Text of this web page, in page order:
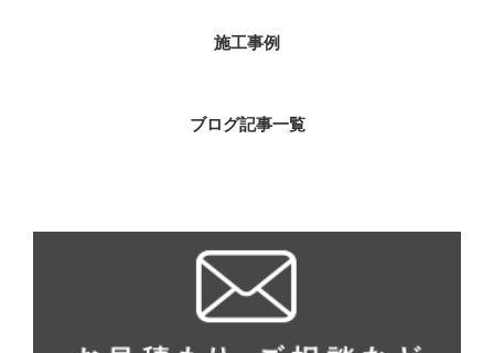
施工事例
ブログ記事一覧